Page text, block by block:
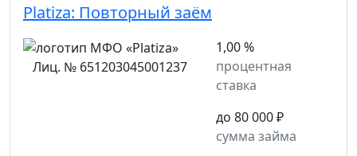
Platiza: Повторный заём
Лиц. № 651203045001237
1,00 %
процентная
ставка
до 80 000 ₽
сумма займа